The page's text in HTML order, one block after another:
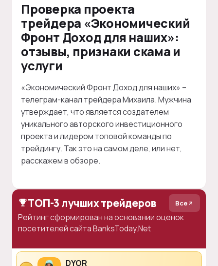
Проверка проекта
трейдера «Экономический
Фронт Доход для наших»:
отзывы, признаки скама и
услуги
«Экономический Фронт Доход для наших» –
телеграм-канал трейдера Михаила. Мужчина
утверждает, что является создателем
уникального авторского инвестиционного
проекта и лидером топовой команды по
трейдингу. Так это на самом деле, или нет,
расскажем в обзоре.
ТОП-3 лучших трейдеров Все
Рейтинг сформирован на основании оценок
посетителей сайта BanksToday.Net
DYOR